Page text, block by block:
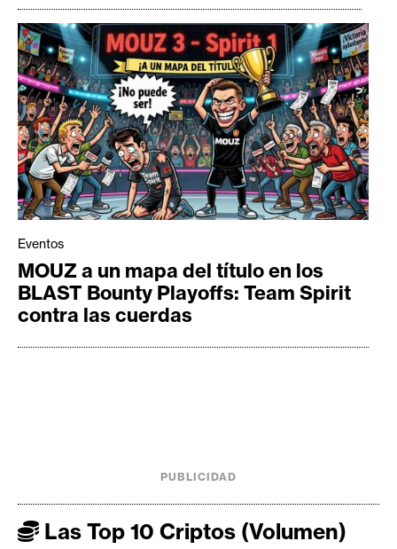
Eventos
MOUZ a un mapa del título en los
BLAST Bounty Playoffs: Team Spirit
contra las cuerdas
PUBLICIDAD
Las Top 10 Criptos (Volumen)